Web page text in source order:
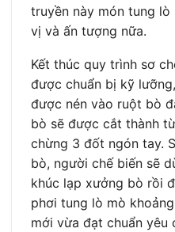
truyền này món tung
vị và ấn tượng nữa.
Kết thúc quy trình sơ
được chuẩn bị kỹ
được nén vào ruột bò
bò sẽ được cắt thành
chừng 3 đốt ngón tay.
bò, người chế biến sẽ
khúc lạp xưởng bò rồi
phơi tung lò mò
mới vừa đạt chuẩn yêu